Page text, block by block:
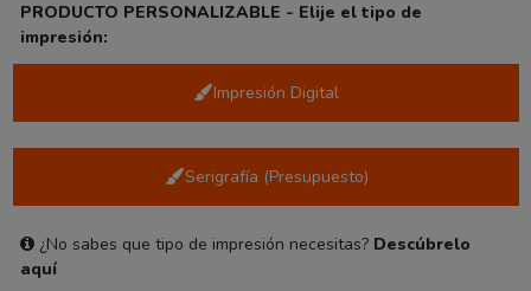
PRODUCTO PERSONALIZABLE - Elije el tipo de
impresión:
Impresión Digital
Serigrafía (Presupuesto)
¿No sabes que tipo de impresión necesitas?Descúbrelo
aquí